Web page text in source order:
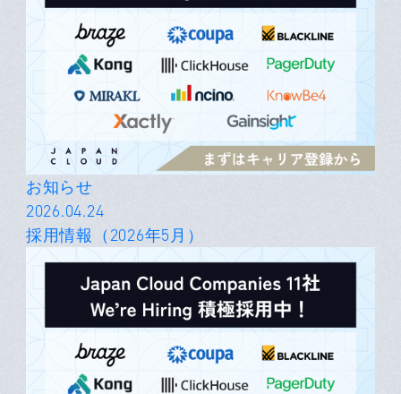
お知らせ
2026.04.24
採用情報（2026年5月）